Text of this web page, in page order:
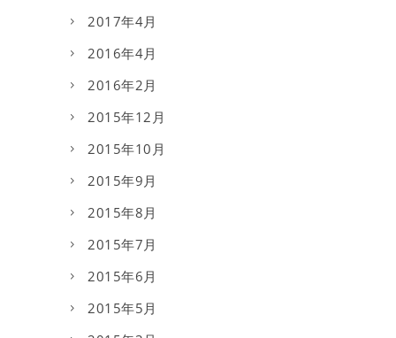
2017年4月
2016年4月
2016年2月
2015年12月
2015年10月
2015年9月
2015年8月
2015年7月
2015年6月
2015年5月